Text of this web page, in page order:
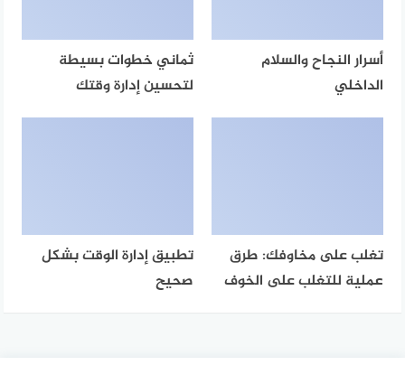
أسرار النجاح والسلام
الداخلي
ثماني خطوات بسيطة
لتحسين إدارة وقتك
تغلب على مخاوفك: طرق
عملية للتغلب على الخوف
تطبيق إدارة الوقت بشكل
صحيح